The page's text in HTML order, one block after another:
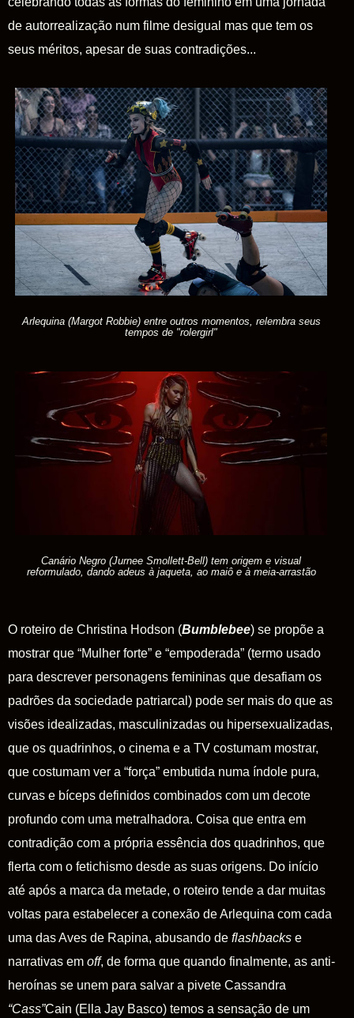
de autorrealização num filme desigual mas que tem os
seus méritos, apesar de suas contradições...
Arlequina (Margot Robbie) entre outros momentos, relembra seus
tempos de "rolergirl"
Canário Negro (Jurnee Smollett-Bell) tem origem e visual
reformulado, dando adeus à jaqueta, ao maiô e à meia-arrastão
O roteiro de Christina Hodson (Bumblebee) se propõe a
mostrar que “Mulher forte” e “empoderada” (termo usado
para descrever personagens femininas que desafiam os
padrões da sociedade patriarcal) pode ser mais do que as
visões idealizadas, masculinizadas ou hipersexualizadas,
que os quadrinhos, o cinema e a TV costumam mostrar,
que costumam ver a “força” embutida numa índole pura,
curvas e bíceps definidos combinados com um decote
profundo com uma metralhadora. Coisa que entra em
contradição com a própria essência dos quadrinhos, que
flerta com o fetichismo desde as suas origens. Do início
até após a marca da metade, o roteiro tende a dar muitas
voltas para estabelecer a conexão de Arlequina com cada
uma dasAves de Rapina, abusando de flashbacks e
narrativas em off, de forma que quando finalmente, as anti-
heroínas se unem para salvar a pivete Cassandra
“Cass”Cain (Ella Jay Basco) temos a sensação de um